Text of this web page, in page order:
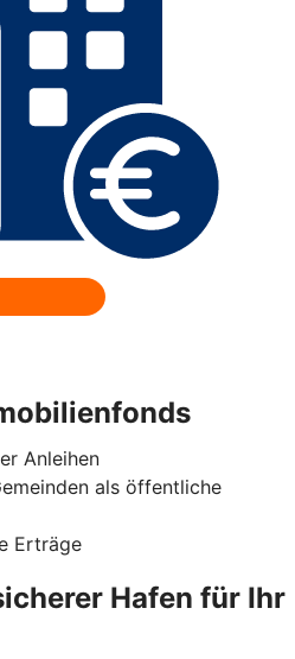
Anleihen
als öffentliche
Erträge
Hafen für Ihr